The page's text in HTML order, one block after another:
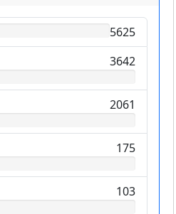
5625
3642
2061
175
103